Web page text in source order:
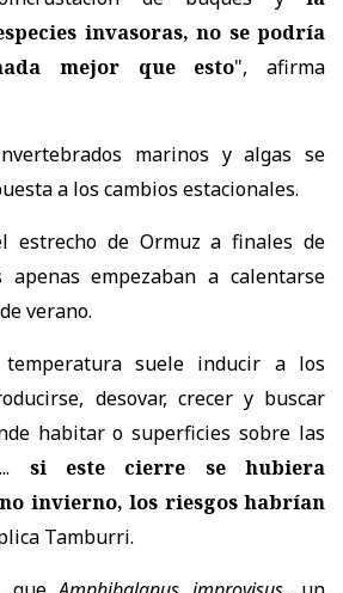
invasoras, no se podría
mejor que esto", afirma
marinos y algas se
a los cambios estacionales.
estrecho de Ormuz a finales de
empezaban a calentarse
verano.
temperatura suele inducir a los
desovar, crecer y buscar
habitar o superficies sobre las
si este cierre se hubiera
invierno, los riesgos habrían
Tamburri.